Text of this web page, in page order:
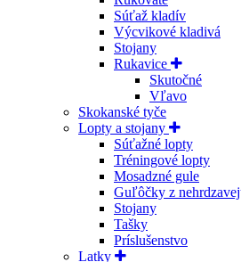
Súťaž kladív
Výcvikové kladivá
Stojany
Rukavice
Skutočné
Vľavo
Skokanské tyče
Lopty a stojany
Súťažné lopty
Tréningové lopty
Mosadzné gule
Guľôčky z
Stojany
Tašky
Príslušenstvo
Latky